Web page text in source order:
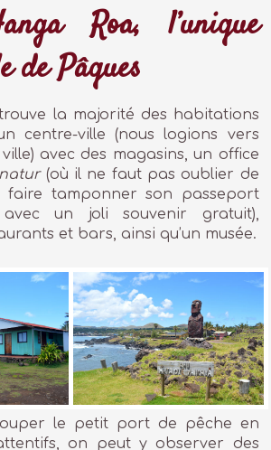
Roa, l’unique
de Pâques
trouve la majorité des habitations
centre-ville (nous logions vers
avec des magasins, un office
(où il ne faut pas oublier de
faire tamponner son passeport
un joli souvenir gratuit),
et bars, ainsi qu’un musée.
le petit port de pêche en
on peut y observer des